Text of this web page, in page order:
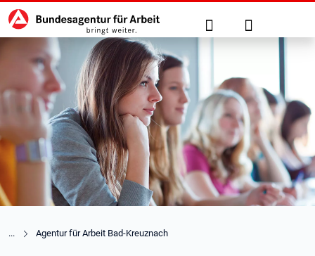
zu den Hauptinhalten springen
Hauptnavigation Suche Anmelden
Agentur für Arbeit Bad-Kreuznach